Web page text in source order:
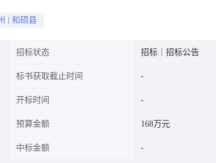
和硕县
招标状态 招标｜招标公告
标书获取截止时间
开标时间
预算金额 168万元
中标金额